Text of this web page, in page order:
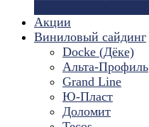
Акции
Виниловый сайдинг
Docke (Дёке)
Альта-Профиль
Grand Line
Ю-Пласт
Доломит